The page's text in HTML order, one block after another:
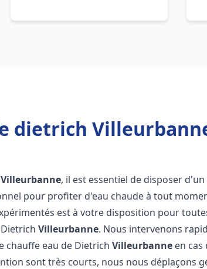
dietrich
Villeurbanne, il est essentiel de disposer
pour profiter d'eau chaude à tout
est à votre disposition pour
DietrichVilleurbanne. Nous intervenons
chauffe eau de DietrichVilleurbanne en cas
sont très courts, nous nous déplaçons